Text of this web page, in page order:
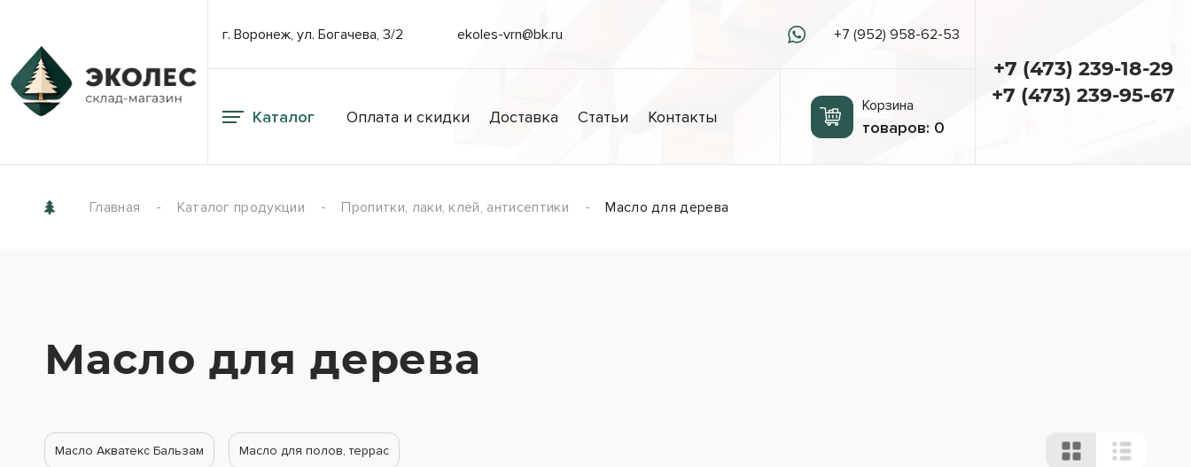
г. Воронеж, ул. Богачева, 3/2 ekoles-vrn@bk.ru +7 (952) 958-62-53
Каталог Оплата и скидки Доставка Статьи Контакты
Корзина
товаров: 0
+7 (473) 239-18-29
+7 (473) 239-95-67
Главная Каталог продукции Пропитки, лаки, клей, антисептики Масло для дерева
Масло для дерева
Масло Акватекс Бальзам Масло для полов, террас